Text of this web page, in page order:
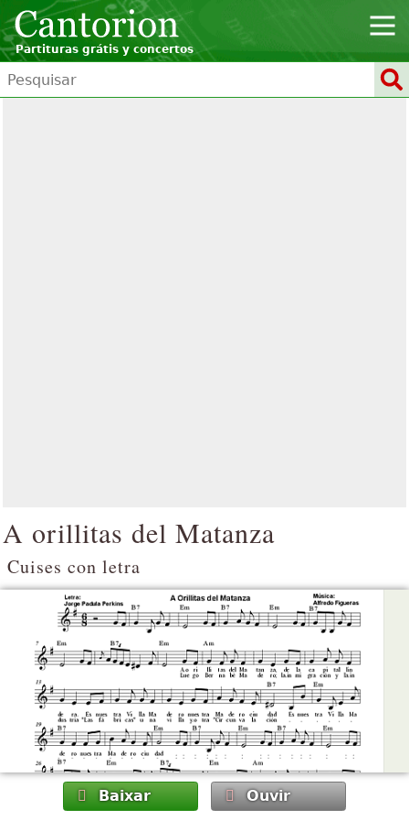
Partituras grátis y concertos
A orillitas del Matanza
Cuises con letra
Baixar Ouvir